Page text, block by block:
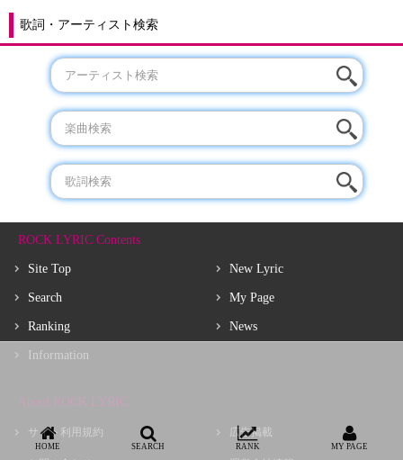
歌詞・アーティスト検索
ROCK LYRIC Contents
Site Top
Search
Ranking
Information
New Lyric
My Page
News
About ROCK LYRIC
サイト利用規約 広告掲載
HOME SEARCH RANK MY PAGE